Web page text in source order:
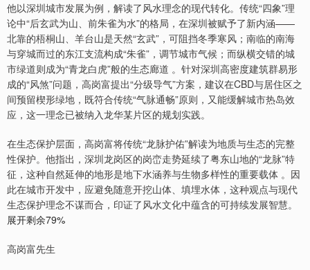
他以深圳城市发展为例，解读了风水理念的现代转化。传统“四象”理
论中“后玄武为山、前朱雀为水”的格局，在深圳被赋予了新内涵——
北靠的梧桐山、羊台山是天然“玄武”，可阻挡冬季寒风；南临的南海
与穿城而过的东江支流构成“朱雀”，调节城市气候；而纵横交错的城
市绿道则成为“青龙白虎”般的生态廊道 。针对深圳高密度建筑群易形
成的“风煞”问题，高岗富提出“分级导气”方案，建议在CBD与居住区之
间预留楔形绿地，既符合传统“气脉通畅”原则，又能缓解城市热岛效
应，这一理念已被纳入龙华某片区的规划实践。
在生态保护层面，高岗富将传统“龙脉护佑”解读为地质与生态的完整
性保护。他指出，深圳龙岗区的岗峦走势延续了粤东山地的“龙脉”特
征，这种自然延伸的地形是地下水涵养与生物多样性的重要载体 。因
此在城市开发中，应避免随意开挖山体、填埋水体，这种观点与现代
生态保护理念不谋而合，印证了风水文化中蕴含的可持续发展智慧。
展开剩余79%
高岗富先生